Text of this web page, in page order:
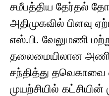
சமீபத்திய தேர்தல்
அதிமுகவில் பிளவு
எஸ்.பி. வேலுமணி
தலைமையிலான
சந்தித்து தவெகாவை
முயற்சியில்